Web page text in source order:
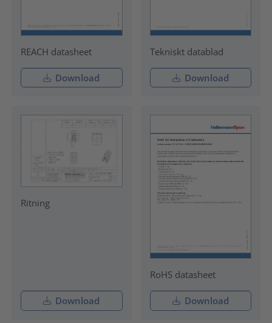
REACH datasheet
Download
Tekniskt datablad
Download
Ritning
Download
RoHS datasheet
Download